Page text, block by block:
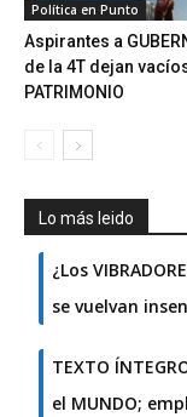
Política en Punto
Aspirantes a
de la 4T dejan
PATRIMONIO
Lo más leido
¿Los
se vuelvan
TEXTO
el MUNDO;